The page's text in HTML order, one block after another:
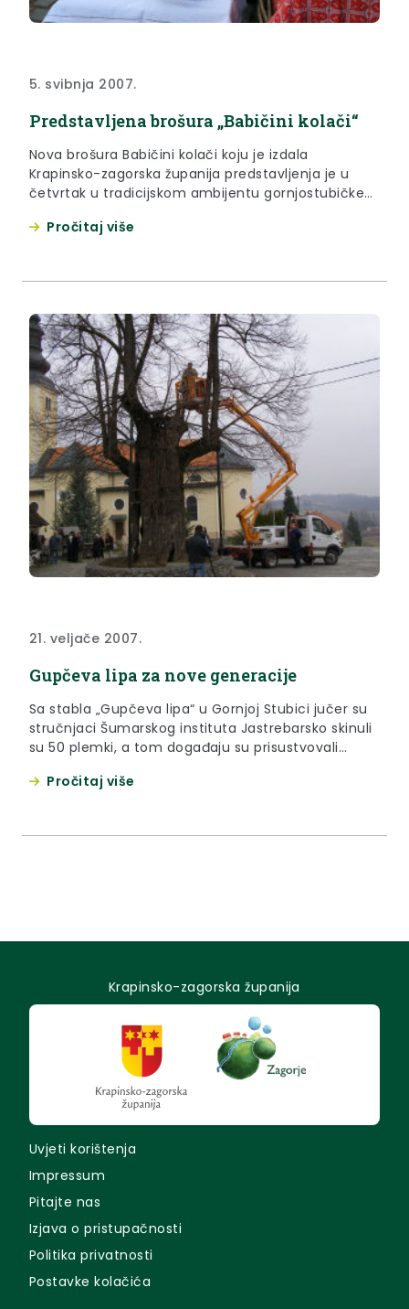
5. svibnja 2007.
Predstavljena brošura „Babičini kolači“
Nova brošura Babičini kolači koju je izdala
Krapinsko-zagorska županija predstavljenja je u
četvrtak u tradicijskom ambijentu gornjostubičke
predstavila Krapinsko-zagorska županica Vlasta
Pročitaj više
21. veljače 2007.
Gupčeva lipa za nove generacije
Sa stabla „Gupčeva lipa“ u Gornjoj Stubici jučer su
stručnjaci Šumarskog instituta Jastrebarsko skinuli
su 50 plemki, a tom događaju su prisustvovali
Hubicki i načelnik Gornje Stubice Željko Lisak.
Pročitaj više
Krapinsko-zagorska županija
Uvjeti korištenja
Impressum
Pitajte nas
Izjava o pristupačnosti
Politika privatnosti
Postavke kolačića